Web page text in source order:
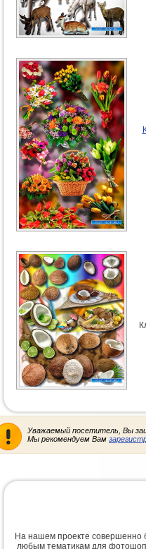
Уважаемый посетитель, Вы
Мы рекомендуем Вам
На нашем проекте совершенно
любым тематикам для